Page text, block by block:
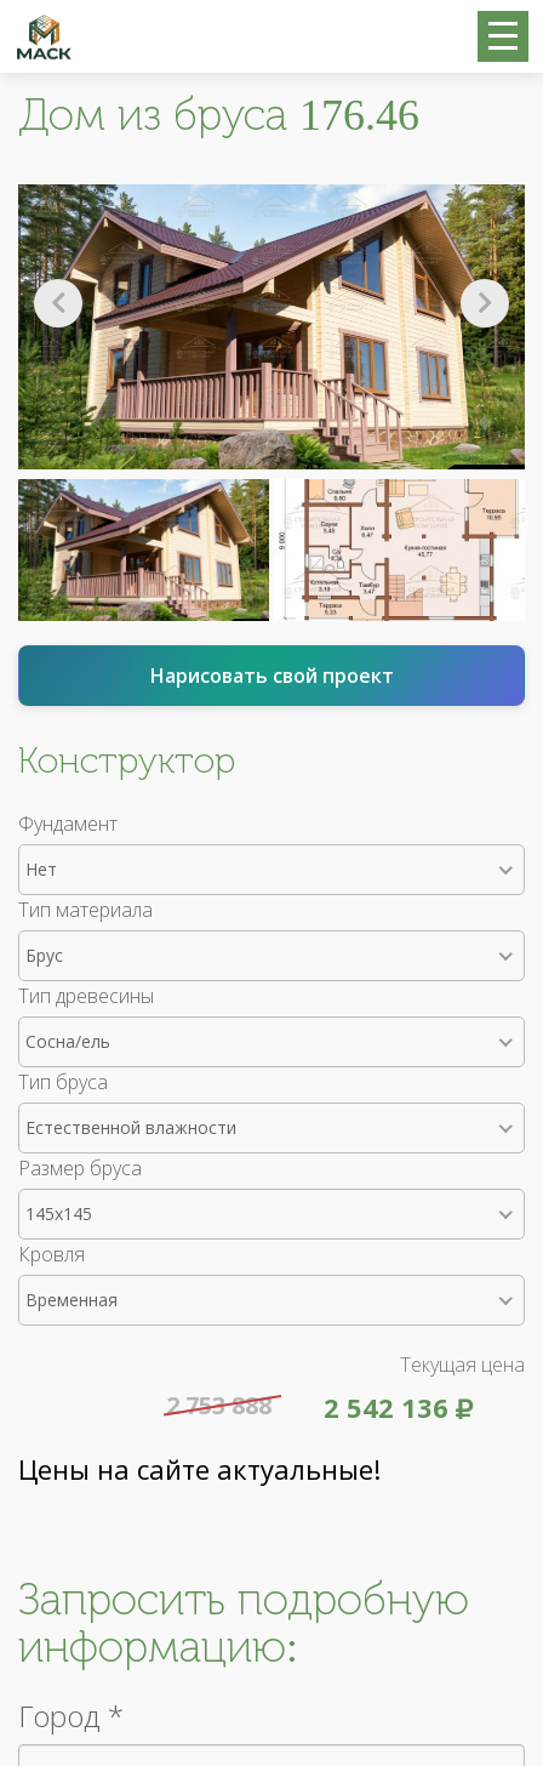
Дом из бруса 176.46
Нарисовать свой проект
Конструктор
Фундамент
Нет
Тип материала
Брус
Тип древесины
Сосна/ель
Тип бруса
Естественной влажности
Размер бруса
145x145
Кровля
Временная
Текущая цена
2 542 136
2 753 888
Цены на сайте актуальные!
Запросить подробную
информацию:
Город *